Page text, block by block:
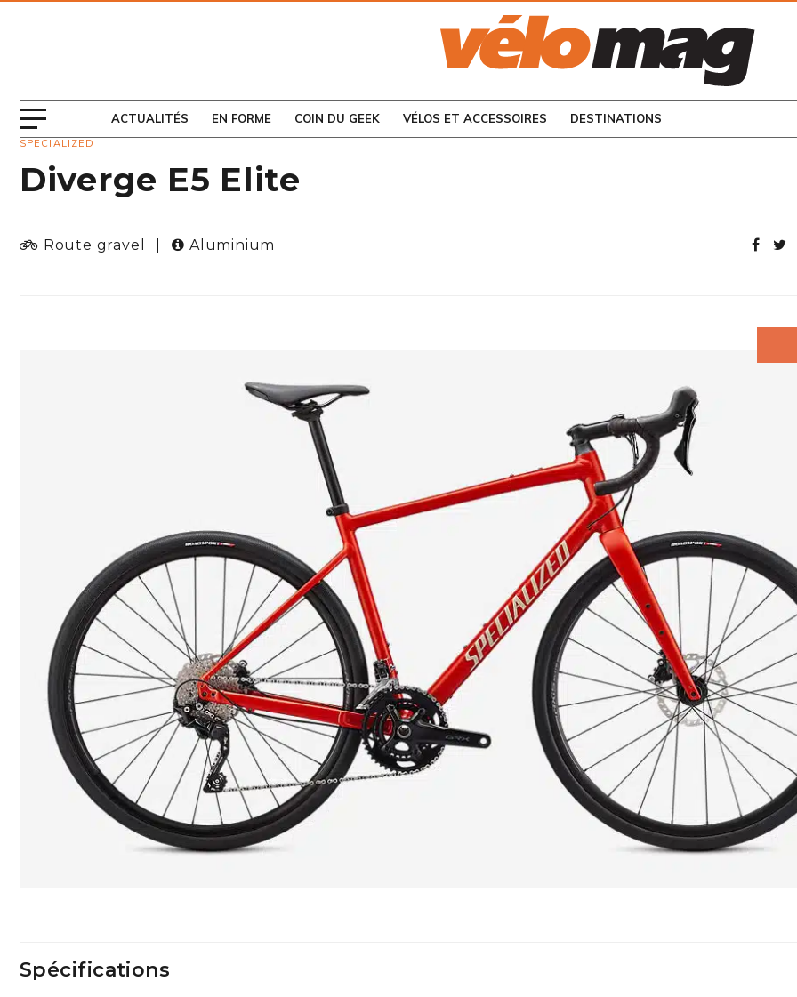
ACTUALITÉS EN FORME COIN DU GEEK VÉLOS ET ACCESSOIRES DESTINATIONS
CONSULTEZ LES
SPECIALIZED
Diverge E5 Elite
Route gravel Aluminium
Spécifications